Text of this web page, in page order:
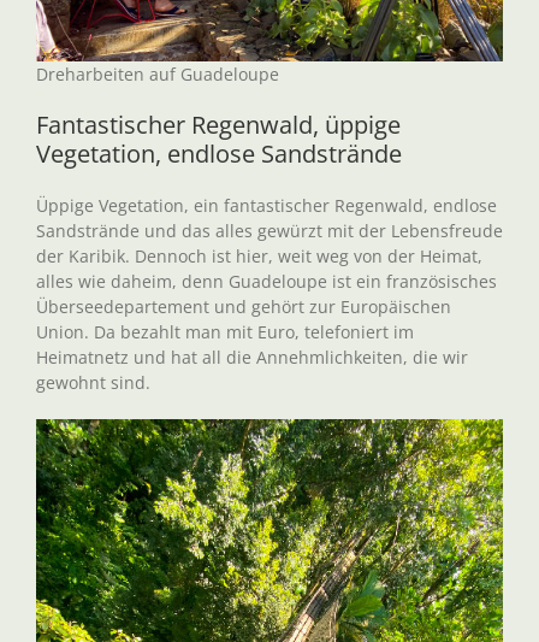
Dreharbeiten auf Guadeloupe
Fantastischer Regenwald, üppige
Vegetation, endlose Sandstrände
Üppige Vegetation, ein fantastischer Regenwald, endlose
Sandstrände und das alles gewürzt mit der Lebensfreude
der Karibik. Dennoch ist hier, weit weg von der Heimat,
alles wie daheim, denn Guadeloupe ist ein französisches
Überseedepartement und gehört zur Europäischen
Union. Da bezahlt man mit Euro, telefoniert im
Heimatnetz und hat all die Annehmlichkeiten, die wir
gewohnt sind.